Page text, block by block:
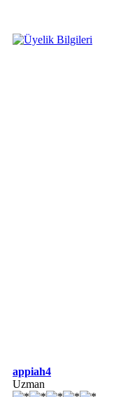
appiah4
Uzman